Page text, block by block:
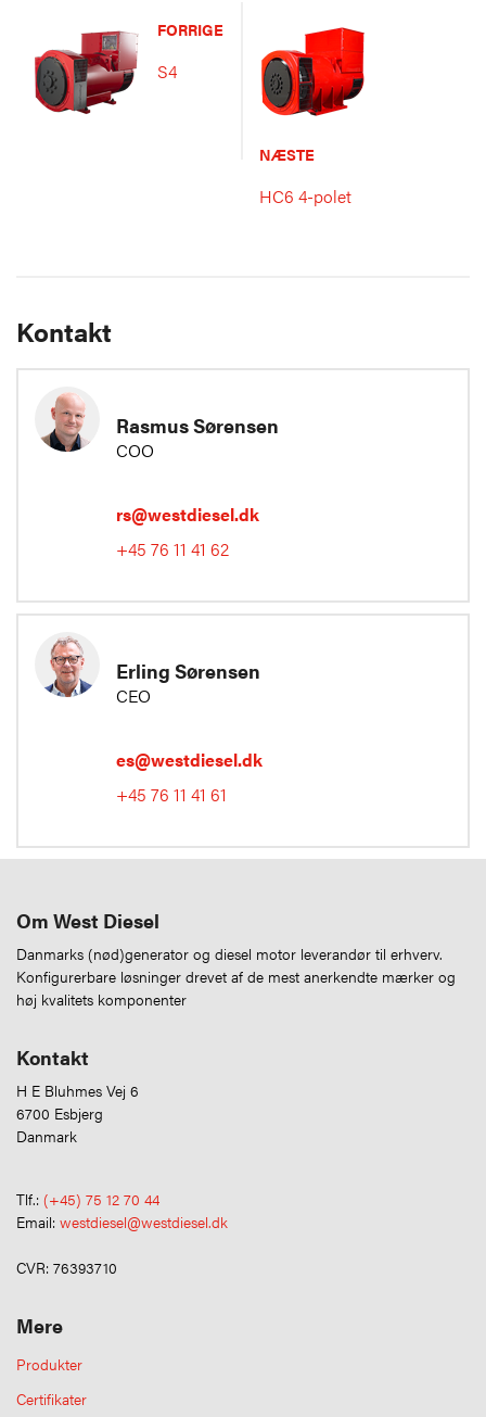
FORRIGE
S4
NÆSTE
HC6 4-polet
Kontakt
Rasmus Sørensen
COO
rs@westdiesel.dk
+45 76 11 41 62
Erling Sørensen
CEO
es@westdiesel.dk
+45 76 11 41 61
Om West Diesel
Danmarks (nød)generator og diesel motor leverandør til erhverv.
Konfigurerbare løsninger drevet af de mest anerkendte mærker og
høj kvalitets komponenter
Kontakt
H E Bluhmes Vej 6
6700 Esbjerg
Danmark
Tlf.: (+45) 75 12 70 44
Email: westdiesel@westdiesel.dk
CVR: 76393710
Mere
Produkter
Certifikater